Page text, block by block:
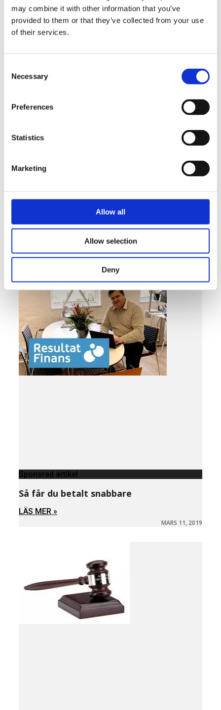
may combine it with other information that you’ve
provided to them or that they’ve collected from your use
of their services.
Selection
Necessary
Preferences
Statistics
Marketing
Allow all
Allow selection
Deny
Arbetslösheten fortsätter att sjunka
MARS 12, 2019
Sponsrad artikel
Så får du betalt snabbare
LÄS MER »
MARS 11, 2019